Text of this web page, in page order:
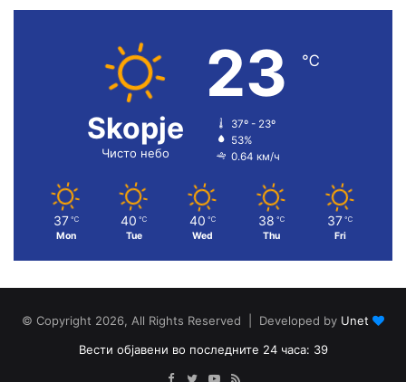
Skopje
Чисто небо
23 ℃
37º - 23º
53%
0.64 км/ч
37 ℃
Mon
40 ℃
Tue
40 ℃
Wed
38 ℃
Thu
37 ℃
Fri
© Copyright 2026, All Rights Reserved | Developed by Unet
Вести објавени во последните 24 часа: 39
Facebook
TwitterYouTube
RSS